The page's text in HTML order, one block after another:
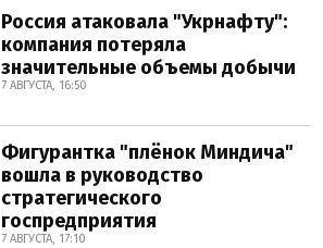
Россия атаковала "Укрнафту":
компания потеряла
значительные объемы добычи
7 АВГУСТА, 16:50
Фигурантка "плёнок Миндича"
вошла в руководство
стратегического
госпредприятия
7 АВГУСТА, 17:10